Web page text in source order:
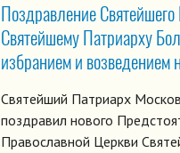
Поздравление
Святейшему Патриарху
избранием и возведением
Святейший Патриарх
поздравил нового
Православной Церкви